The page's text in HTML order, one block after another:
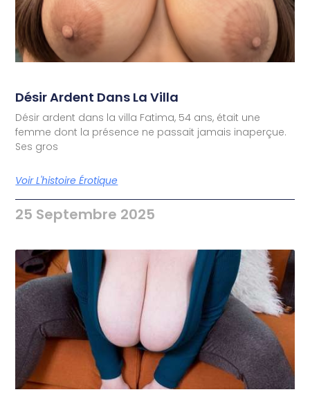
Désir Ardent Dans La Villa
Désir ardent dans la villa Fatima, 54 ans, était une
femme dont la présence ne passait jamais inaperçue.
Ses gros
Voir L'histoire Érotique
25 Septembre 2025